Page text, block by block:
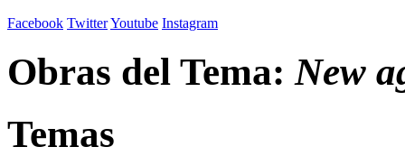
Facebook TwitterYoutube Instagram
Obras del Tema:New
Temas